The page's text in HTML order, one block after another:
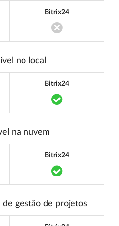
missing:
Bitrix24
Translation
no local
missing:
Bitrix24
na nuvem
missing:
Bitrix24
gestão de projetos